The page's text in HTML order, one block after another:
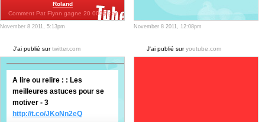
Roland
Comment Pat Flynn gagne 20 000$ par
mois…
November 8 2011, 5:13pm November 8 2011, 12:08pm
J'ai publié surtwitter.com
A lire ou relire : : Les
meilleures astuces pour se
motiver - 3
http://t.co/JKoNn2eQ
J'ai publié suryoutube.com